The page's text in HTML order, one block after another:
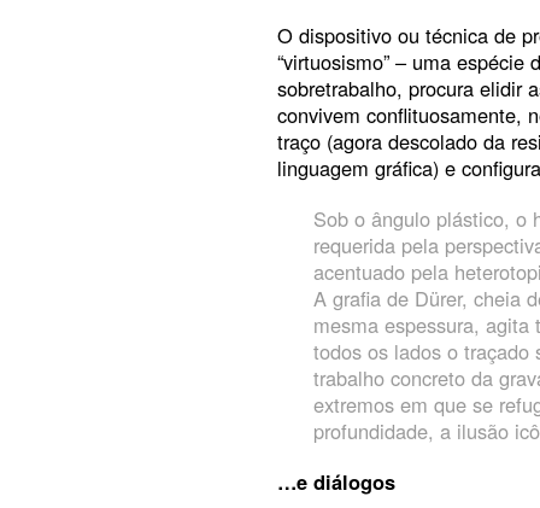
O dispositivo ou técnica de
“virtuosismo” – uma
sobretrabalho, procura elidir
convivem conflituosamente,
traço (agora descolado da
linguagem gráfica) e
Sob o ângulo plástico, o
requerida pela
acentuado pela
A grafia de Dürer, cheia
mesma espessura,
todos os lados o
trabalho concreto da
extremos em que se
profundidade, a ilusão
…e diálogos